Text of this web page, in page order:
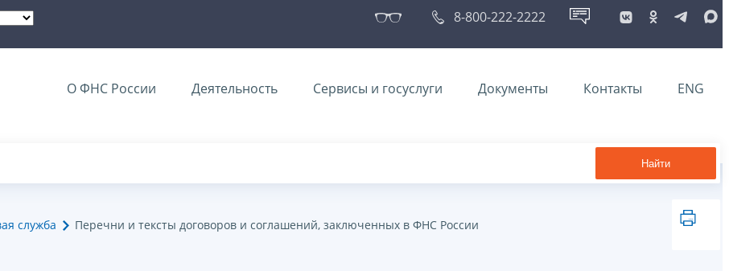
8-800-222-2222
О ФНС России Деятельность Сервисы и госуслуги Документы Контакты ENG
Найти
служба Перечни и тексты договоров и соглашений, заключенных в ФНС России